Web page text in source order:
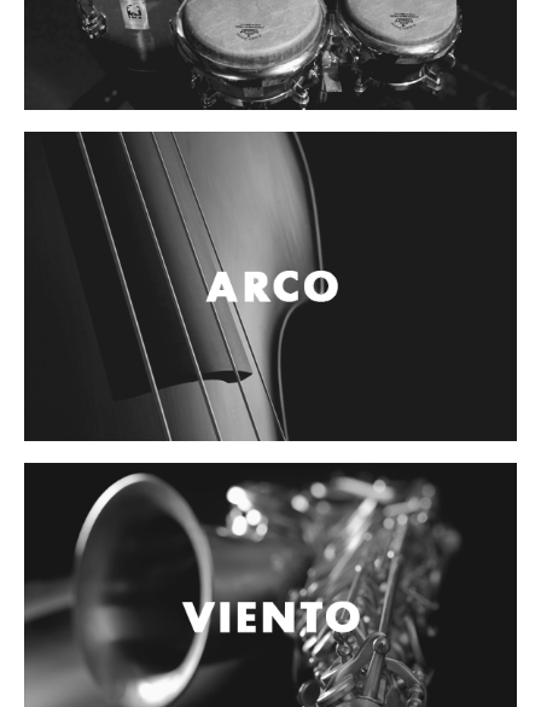
Accesorios
Controladores
Tornamesa
Mezcladora
Interfaz
Luces y Escenario
Strobos
Maquinas de humo y escenario
Accesorios
Cables y Conectores
Instrumento